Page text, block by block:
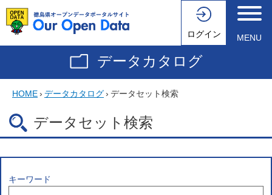
ログイン MENU
データカタログ
HOME› データカタログ› データセット検索
データセット検索
キーワード